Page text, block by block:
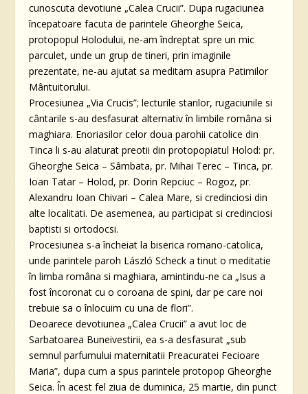
cunoscuta devotiune „Calea Crucii”. Dupa rugaciunea
începatoare facuta de parintele Gheorghe Seica,
protopopul Holodului, ne-am îndreptat spre un mic
parculet, unde un grup de tineri, prin imaginile
prezentate, ne-au ajutat sa meditam asupra Patimilor
Mântuitorului.
Procesiunea „Via Crucis”; lecturile starilor, rugaciunile si
cântarile s-au desfasurat alternativ în limbile româna si
maghiara. Enoriasilor celor doua parohii catolice din
Tinca li s-au alaturat preotii din protopopiatul Holod: pr.
Gheorghe Seica – Sâmbata, pr. Mihai Terec – Tinca, pr.
Ioan Tatar – Holod, pr. Dorin Repciuc – Rogoz, pr.
Alexandru Ioan Chivari – Calea Mare, si credinciosi din
alte localitati. De asemenea, au participat si credinciosi
baptisti si ortodocsi.
Procesiunea s-a încheiat la biserica romano-catolica,
unde parintele paroh László Scheck a tinut o meditatie
în limba româna si maghiara, amintindu-ne ca „Isus a
fost încoronat cu o coroana de spini, dar pe care noi
trebuie sa o înlocuim cu una de flori”.
Deoarece devotiunea „Calea Crucii” a avut loc de
Sarbatoarea Buneivestirii, ea s-a desfasurat „sub
semnul parfumului maternitatii Preacuratei Fecioare
Maria”, dupa cum a spus parintele protopop Gheorghe
Seica. În acest fel ziua de duminica, 25 martie, din punct